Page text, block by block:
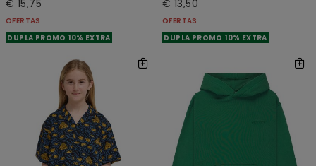
€ 15,75
OFERTAS
DUPLA PROMO 10% EXTRA
€ 13,50
OFERTAS
DUPLA PROMO 10% EXTRA